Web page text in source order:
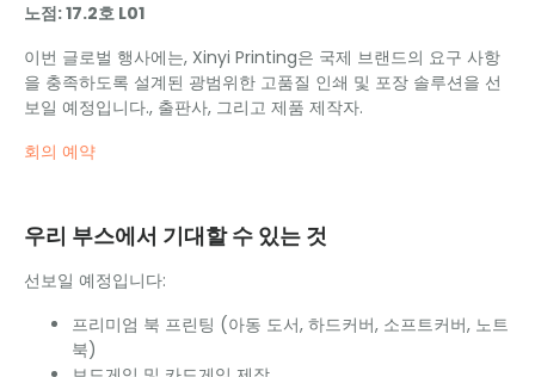
노점: 17.2호 L01
이번 글로벌 행사에는, Xinyi Printing은 국제 브랜드의 요구 사항
을 충족하도록 설계된 광범위한 고품질 인쇄 및 포장 솔루션을 선
보일 예정입니다., 출판사, 그리고 제품 제작자.
회의 예약
우리 부스에서 기대할 수 있는 것
선보일 예정입니다:
프리미엄 북 프린팅 (아동 도서, 하드커버, 소프트커버, 노트
북)